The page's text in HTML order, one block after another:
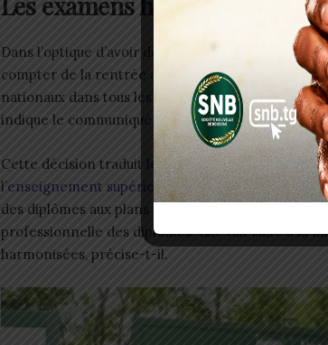
Dans l’optique d’avoir des diplômes de qualité
compter de la rentrée académique 2023-2024,
nationaux dans tous les établissements publics et
indique le communiqué.
Cette décision traduit le souci constant du
l’enseignement supérieuret de la formation
des diplômes aux plans national et international
professionnelle des diplômés. Elle fait suite à la
harmonisées, précise-t-il.